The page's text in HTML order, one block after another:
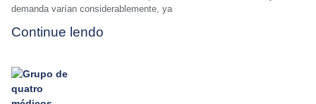
demanda varían considerablemente, ya
Continue lendo